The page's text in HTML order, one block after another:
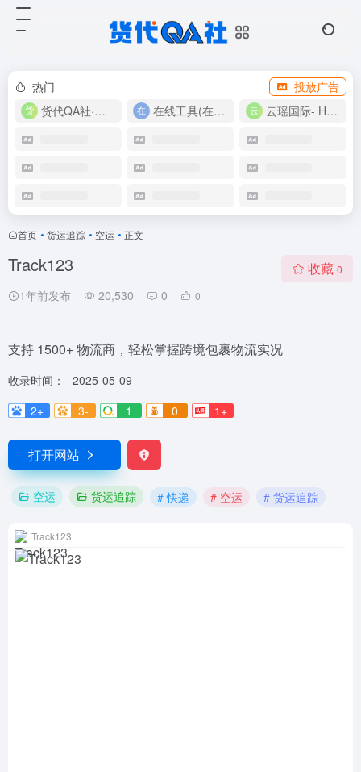
热门
投放广告
货代QA社·让货代之路更简单！
在线工具(在线实用工具200+) 云瑶国际- Harlan-15360639224
首页 • 货运追踪 • 空运 • 正文
Track123
1年前发布 20,530 0 0
收藏 0
支持 1500+ 物流商，轻松掌握跨境包裹物流实况
收录时间：
2025-05-09
2+
3- 1 0 1+
打开网站
空运 货运追踪 # 快递 # 空运 # 货运追踪
Track123